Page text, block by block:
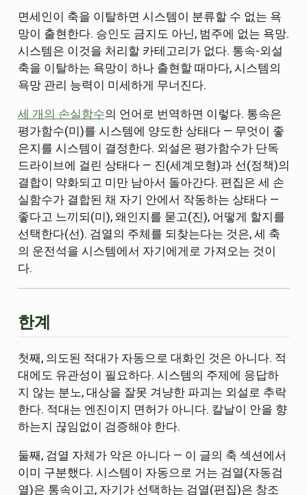
면세인이 축을 이탈하면 시스템이 분류할 수 없는 욕
망이 출현한다. 승인도 금지도 아닌, 범주에 없는 욕망.
시스템은 이것을 처리할 카테고리가 없다. 통속-외설
축을 이탈하는 욕망이 하나 출현할 때마다, 시스템의
욕망 관리 능력이 미세하게 무너진다.
세 개의 손실함수의 언어로 번역하면 이렇다. 통속은
평가함수(미)를 시스템에 양도한 상태다 — 무엇이 좋
은지를 시스템이 결정한다. 외설은 평가함수가 단독
드라이브에 걸린 상태다 — 진(세계모형)과 선(정책)의
결합이 약화되고 미만 남아서 돌아간다. 편집은 세 손
실함수가 결합된 채 자기 안에서 작동하는 상태다 —
좋다고 느끼되(미), 왜인지를 묻고(진), 어떻게 할지를
선택한다(선). 검열의 주체를 되찾는다는 것은, 세 축
의 운전석을 시스템에서 자기에게로 가져오는 것이
다.
한계
첫째, 의도된 적대가 자동으로 대화인 것은 아니다. 적
대에도 유관성이 필요하다. 시스템의 주제에 응답하
지 않는 분노, 대상을 잘못 겨냥한 파괴는 외설로 추락
한다. 적대는 엔진이지 면허가 아니다. 칼날이 안을 향
하는지 끊임없이 검증해야 한다.
둘째, 검열 자체가 악은 아니다 — 이 글의 축 섹션에서
이미 구분했다. 시스템이 자동으로 거는 검열(자동검
열)은 통속이고, 자기가 선택하는 검열(편집)은 창조